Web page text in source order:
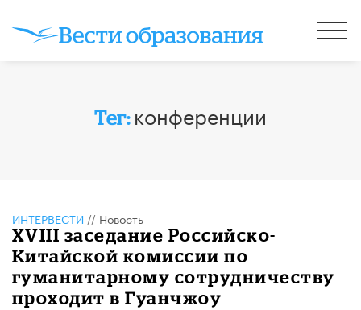
Тег: конференции
ИНТЕРВЕСТИ // Новость
XVIII заседание Российско-
Китайской комиссии по
гуманитарному сотрудничеству
проходит в Гуанчжоу